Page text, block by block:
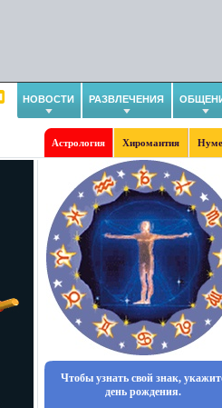
НОВОСТИ РАЗВЛЕЧЕНИЯ
Астрология Хиромантия
Чтобы узнать свой знак,
день рождения.